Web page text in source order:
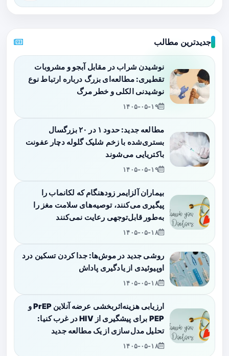
جدیدترین مطالب
نوشیدن شراب در مقابل آبجو و مشروبات
تقطیری: مطالعه‌ای بزرگ درباره ارتباط نوع
نوشیدنی الکلی و خطر مرگ
۱۴۰۵-۰۵-۱۹
مطالعه جدید: حدود ۱ در ۲۰ بزرگسال
بستری‌شده با زخم شلیک گلوله دچار عفونت
باکتریایی می‌شوند
۱۴۰۵-۰۵-۱۹
بیماران آلزایمر زودهنگام که لکانماب را
پیگیری می‌کنند، توصیه‌های سلامت مغز را
به‌طور قابل‌توجهی رعایت نمی‌کنند
۱۴۰۵-۰۵-۱۸
روشی جدید در موش‌ها: جدا کردن تسکین درد
اوپیوئیدی از یادگیری پاداش
۱۴۰۵-۰۵-۱۸
ارزیابی هزینه‌اثربخشی عرضه آنلاین PrEP و
PEP برای پیشگیری از HIV در غرب کنیا:
تحلیل مدل‌سازی از یک مطالعه جدید
۱۴۰۵-۰۵-۱۸